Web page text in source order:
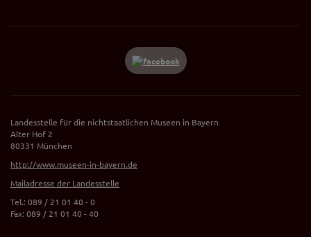
Landesstelle für die nichtstaatlichen Museen in Bayern
Alter Hof 2
80331 München
http://www.museen-in-bayern.de
Mailadresse der Landesstelle
Tel.: 089 / 21 01 40 - 0
Fax: 089 / 21 01 40 - 40